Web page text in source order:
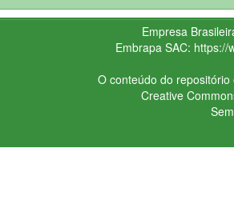
Empresa
Embrapa SAC: https://
O conteúdo do
Creative